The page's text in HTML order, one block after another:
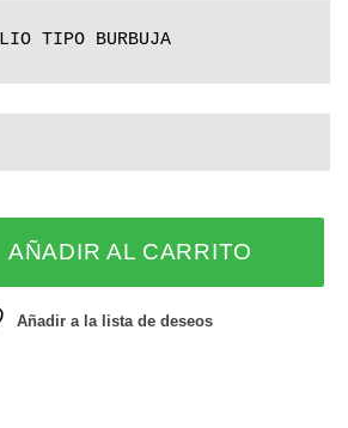
TIPO BURBUJA
AÑADIR AL CARRITO
Añadir a la lista de deseos